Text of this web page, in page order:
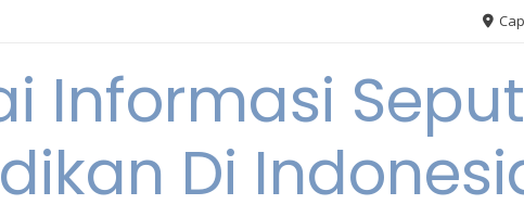
Informasi
Di